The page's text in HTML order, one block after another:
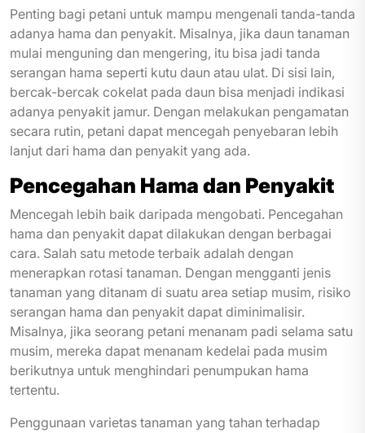
Penting bagi petani untuk mampu mengenali tanda-tanda
adanya hama dan penyakit. Misalnya, jika daun tanaman
mulai menguning dan mengering, itu bisa jadi tanda
serangan hama seperti kutu daun atau ulat. Di sisi lain,
bercak-bercak cokelat pada daun bisa menjadi indikasi
adanya penyakit jamur. Dengan melakukan pengamatan
secara rutin, petani dapat mencegah penyebaran lebih
lanjut dari hama dan penyakit yang ada.
Pencegahan Hama dan Penyakit
Mencegah lebih baik daripada mengobati. Pencegahan
hama dan penyakit dapat dilakukan dengan berbagai
cara. Salah satu metode terbaik adalah dengan
menerapkan rotasi tanaman. Dengan mengganti jenis
tanaman yang ditanam di suatu area setiap musim, risiko
serangan hama dan penyakit dapat diminimalisir.
Misalnya, jika seorang petani menanam padi selama satu
musim, mereka dapat menanam kedelai pada musim
berikutnya untuk menghindari penumpukan hama
tertentu.
Penggunaan varietas tanaman yang tahan terhadap